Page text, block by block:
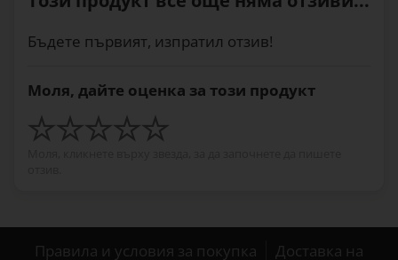
Бъдете първият, изпратил отзив!
Моля, дайте оценка за този продукт
Правила и условия за покупка Доставка на